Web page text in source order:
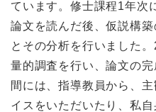
ています。修士課程1年次
論文を読んだ後、仮説構
とその分析を行いました
量的調査を行い、論文の
間には、指導教員から、
イスをいただいたり、私